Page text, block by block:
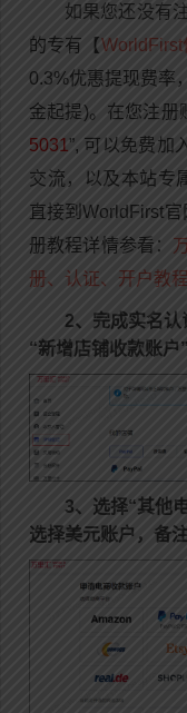
如果您还没有
的专有【
0.3%优惠提现费率
金起提)。在您注册
5031 ”, 可以免费加
交流，以及本站专
直接到WorldFirst官
册教程详情参看：
册、认证、开户教程
2、完成实名认
“新增店铺收款账户”
3、选择“其他
选择美元账户，备